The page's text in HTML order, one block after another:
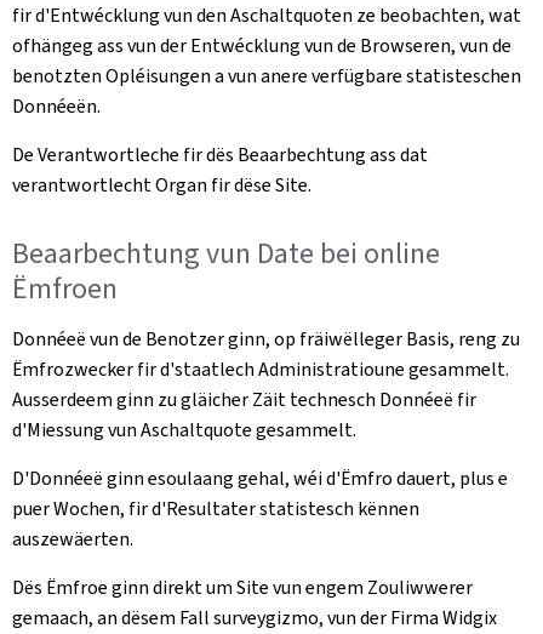
fir d'Entwécklung vun den Aschaltquoten ze beobachten, wat
ofhängeg ass vun der Entwécklung vun de Browseren, vun de
benotzten Opléisungen a vun anere verfügbare statisteschen
Donnéeën.
De Verantwortleche fir dës Beaarbechtung ass dat
verantwortlecht Organ fir dëse Site.
Beaarbechtung vun Date bei online
Ëmfroen
Donnéeë vun de Benotzer ginn, op fräiwëlleger Basis, reng zu
Ëmfrozwecker fir d'staatlech Administratioune gesammelt.
Ausserdeem ginn zu gläicher Zäit technesch Donnéeë fir
d'Miessung vun Aschaltquote gesammelt.
D'Donnéeë ginn esoulaang gehal, wéi d'Ëmfro dauert, plus e
puer Wochen, fir d'Resultater statistesch kënnen
auszewäerten.
Dës Ëmfroe ginn direkt um Site vun engem Zouliwwerer
gemaach, an dësem Fall surveygizmo, vun der Firma Widgix